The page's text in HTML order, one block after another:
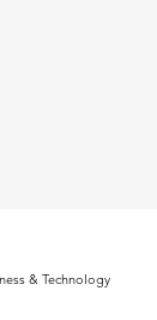
& Technology